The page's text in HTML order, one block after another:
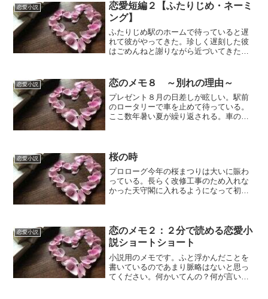
ず、窓を開けてエアコンはか...
恋愛小説
恋愛短編２【ふたりじめ・ネーミ
ング】
ふたりじめ駅のホームで待っていると遅
れて彼がやってきた。珍しく遅刻した彼
はごめんねと謝りながら近づいてきた。
るだけで安心する。会えない方が不安で
何かあったのではないかと...
恋愛小説 恋のメモ８ ～別れの理由～
プレゼント８月の日差しが眩しい。駅前
のロータリーで車を止めて待っている。
ここ数年暑い夏が繰り返される。車のエ
に目を向けると彼女がゆっ...
恋愛小説 桜の時
プロローグ今年の桜まつりは大いに賑わ
っている。長らく改修工事のため入れな
かった天守閣に入れるようになって初め
経てこの日がやってきたの...
恋愛小説
恋のメモ２：２分で読める恋愛小
説ショートショート
小説用のメモです。ふと浮かんだことを
書いているのであまり脈略はないと思っ
てください。何かいてんの？何が言いた